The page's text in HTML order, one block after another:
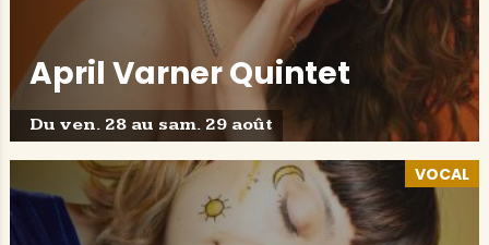
April Varner Quintet
Du ven. 28 au sam. 29 août
VOCAL